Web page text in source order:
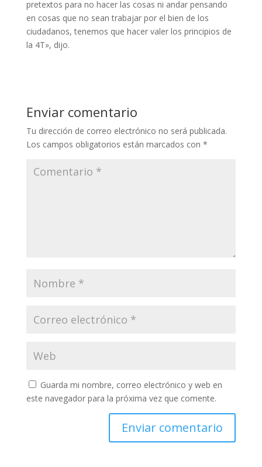
pretextos para no hacer las cosas ni andar pensando
en cosas que no sean trabajar por el bien de los
ciudadanos, tenemos que hacer valer los principios de
la 4T», dijo.
Enviar comentario
Tu dirección de correo electrónico no será publicada.
Los campos obligatorios están marcados con *
Guarda mi nombre, correo electrónico y web en
este navegador para la próxima vez que comente.